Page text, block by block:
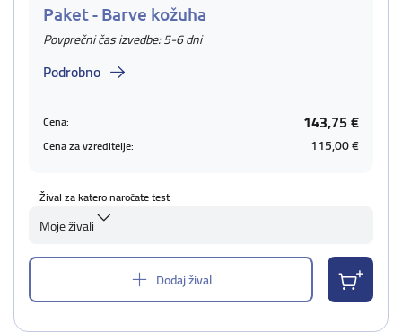
Paket - Barve kožuha
Povprečni čas izvedbe: 5-6 dni
Podrobno
Cena: 143,75 €
Cena za vzreditelje: 115,00 €
Žival za katero naročate test
Moje živali
Dodaj žival